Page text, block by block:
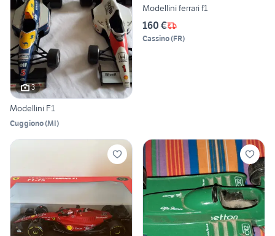
3
Modellini F1
Cuggiono(MI)
Modellini ferrari f1
160 €
Cassino(FR)